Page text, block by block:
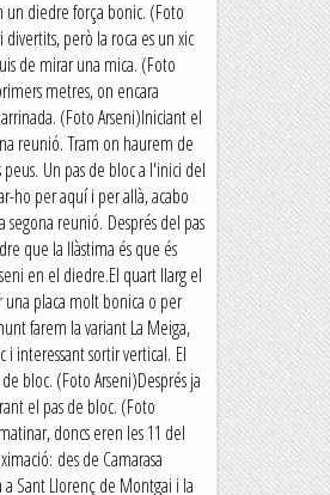
diedre força bonic. (Foto
divertits, però la roca es un xic
de mirar una mica. (Foto
metres, on encara
(Foto Arseni)Iniciant el
reunió. Tram on haurem de
Un pas de bloc a l'inici del
ho per aquí i per allà, acabo
segona reunió. Després del pas
que la llàstima és que és
en el diedre.El quart llarg el
placa molt bonica o per
farem la variant La Meiga,
i interessant sortir vertical. El
bloc. (Foto Arseni)Després ja
el pas de bloc. (Foto
doncs eren les 11 del
des de Camarasa
Sant Llorenç de Montgai i la